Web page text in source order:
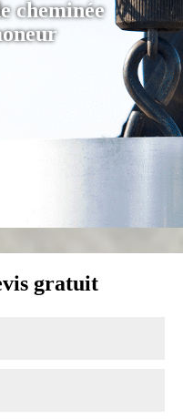
cheminée
gratuit